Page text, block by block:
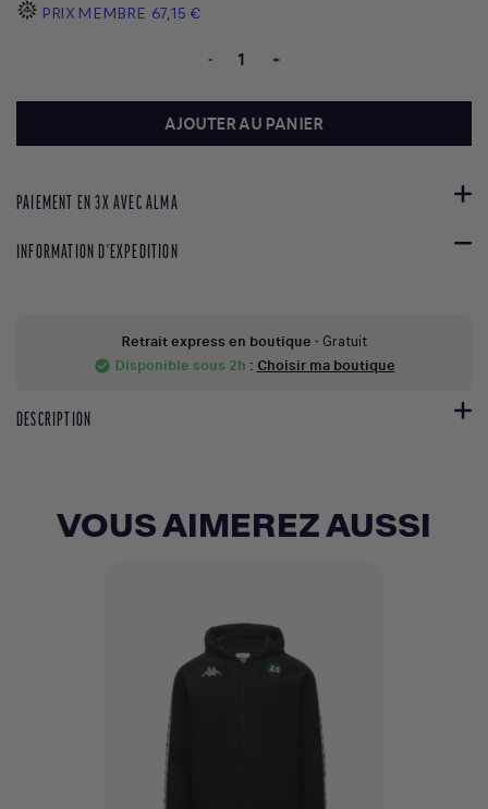
PRIX MEMBRE 67,15 €
- +
AJOUTER AU PANIER
PAIEMENT EN 3X AVEC ALMA
INFORMATION D'EXPEDITION
Retrait express en boutique - Gratuit
check_circle Disponible sous 2h : Choisir ma boutique
DESCRIPTION
VOUS AIMEREZ AUSSI